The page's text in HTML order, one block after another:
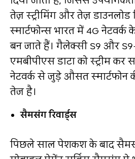
तेज़ स्ट्रीमिंग और तेज़
स्मार्टफोन्स भारत में 4G
बन जाते हैं। गैलेक्सी S9 और
एमबीपीएस डाटा को स्ट्रीम
नेटवर्क से जुड़े औसत स्मार्टफोन
तेज है।
सैमसंग रिवार्ड्स
पिछले साल पेशकश के बाद